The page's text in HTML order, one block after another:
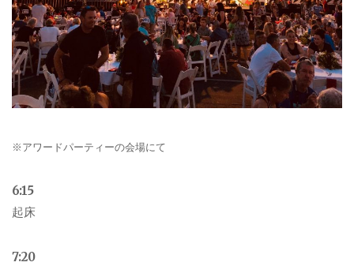
※アワードパーティーの会場にて
6:15
起床
7:20